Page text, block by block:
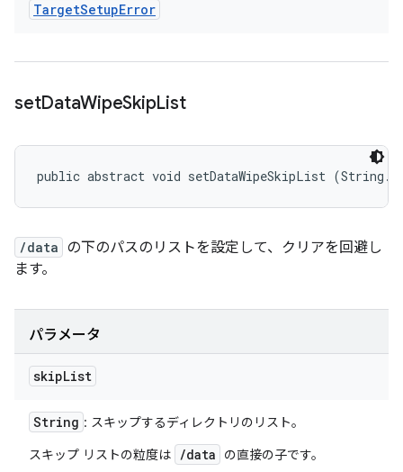
TargetSetupError
setDataWipeSkipList
public abstract void setDataWipeSkipList
/data の下のパスのリストを設定して、クリアを回避し
ます。
パラメータ
skipList
String : スキップするディレクトリのリスト。
スキップ リストの粒度は
/data の直接の子です。